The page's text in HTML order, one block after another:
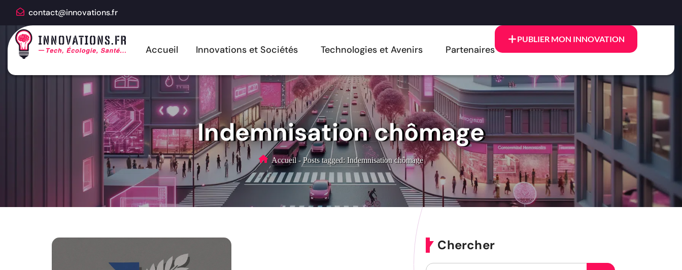
contact@innovations.fr
Accueil Innovations et Sociétés Technologies et Avenirs Partenaires
PUBLIER MON INNOVATION
Indemnisation chômage
Accueil - Posts tagged: Indemnisation chômage
Chercher